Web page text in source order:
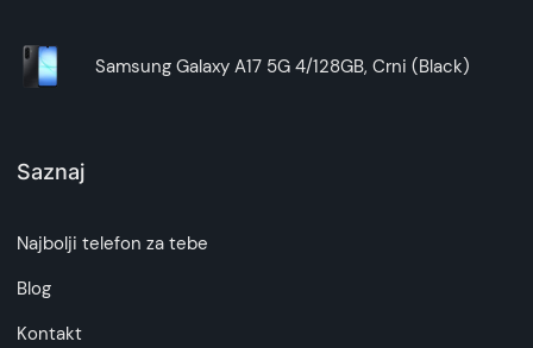
Samsung Galaxy A17 5G 4/128GB, Crni (Black)
Saznaj
Najbolji telefon za tebe
Blog
Kontakt